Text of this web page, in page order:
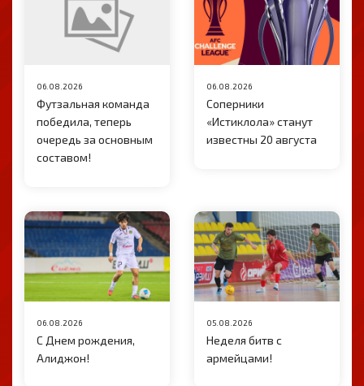
06.08.2026
Футзальная команда
победила, теперь
очередь за основным
составом!
06.08.2026
Соперники
«Истиклола» станут
известны 20 августа
06.08.2026
С Днем рождения,
Алиджон!
05.08.2026
Неделя битв с
армейцами!